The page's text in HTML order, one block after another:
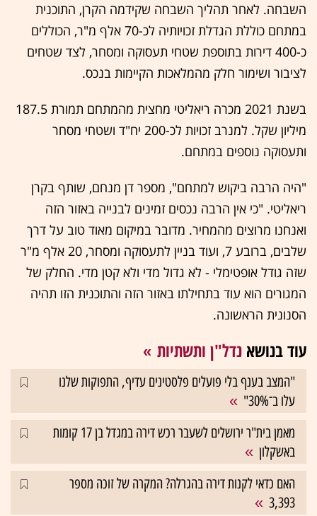
השבחה. לאחר תהליך השבחה שקידמה הקרן, התוכנית
במתחם כוללת הגדלת זכויותיה לכ-70 אלף מ"ר, הכוללים
כ-400 דירות בתוספת שטחי תעסוקה ומסחר, לצד שטחים
לציבור ושימור חלק מהמלאכות הקיימות בנכס.
בשנת 2021 מכרה ריאליטי מחצית מהמתחם תמורת 187.5
מיליון שקל. למנרב זכויות לכ-200 יח"ד ושטחי מסחר
ותעסוקה נוספים במתחם.
"היה הרבה ביקוש למתחם", מספר דן מנחם, שותף בקרן
ריאליטי. "כי אין הרבה נכסים זמינים לבנייה באזור הזה
ואנחנו מרוצים מהמחיר. מדובר במיקום מאוד טוב על דרך
שלבים, ברובע 7, ועוד בניין לתעסוקה ומסחר, 20 אלף מ"ר
שזה גודל אופטימלי - לא גדול מדי ולא קטן מדי. החלק של
המגורים הוא עוד בתחילתו באזור הזה והתוכנית הזו תהיה
הסנונית הראשונה.
עוד בנושא נדל"ן ותשתיות
"המצב בענף בלי פועלים פלסטינים עדיף, התפוקות שלנו
עלו ב־30%"
מאמן בית"ר ירושלים לשעבר רכש דירה במגדל בן 17 קומות
באשקלון
האם כדאי לקנות דירה בהגרלה? המקרה של זוכה מספר
3,393